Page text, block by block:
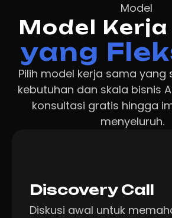
Model
Model Kerja
yang
Pilih model kerja sama yang
kebutuhan dan skala bisnis
konsultasi gratis hingga
menyeluruh.
Discovery Call
Diskusi awal untuk